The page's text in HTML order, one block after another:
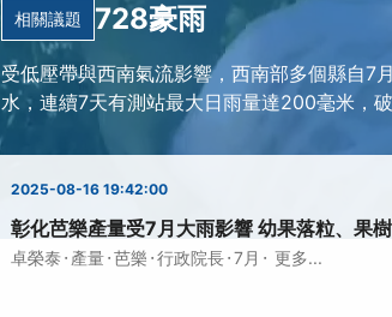
相關議題 728豪雨
受低壓帶與西南氣流影響，西南部多個縣自7
水，連續7天有測站最大日雨量達200毫米，破
2025-08-16 19:42:00
彰化芭樂產量受7月大雨影響 幼果落粒、果
卓榮泰· 產量·芭樂 ·行政院長·7月 · 更多...